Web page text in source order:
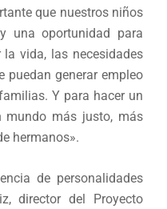
que nuestros niños
una oportunidad para
la vida, las necesidades
puedan generar empleo
Y para hacer un
mundo más justo, más
hermanos».
de personalidades
director del Proyecto